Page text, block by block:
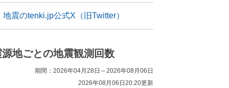
地震のtenki.jp公式X（旧Twitter）
源地ごとの地震観測回数
期間：2026年04月28日～2026年08月06日
2026年08月06日20:20更新